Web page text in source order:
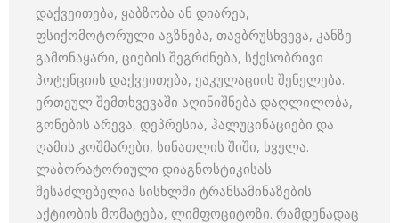
დაქვეითება, ყაბზობა ან დიარეა,
ფსიქომოტორული აგზნება, თავბრუსხვევა, კანზე
გამონაყარი, ციების შეგრძნება, სქესობრივი
პოტენციის დაქვეითება, ეაკულაციის შენელება.
ერთეულ შემთხვევაში აღინიშნება დაღლილობა,
გონების არევა, დეპრესია, ჰალუცინაციები და
ღამის კოშმარები, სინათლის შიში, ხველა.
ლაბორატორიული დიაგნოსტიკისას
შესაძლებელია სისხლში ტრანსამინაზების
აქტიობის მომატება, ლიმფოციტოზი. რამდენადაც